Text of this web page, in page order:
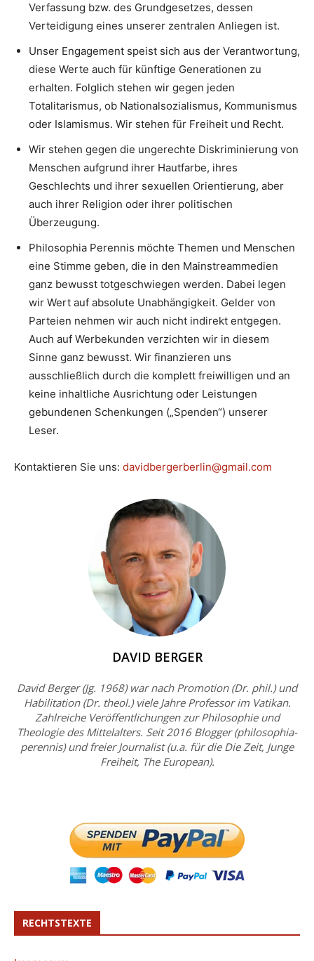
Verfassung bzw. des Grundgesetzes, dessen
Verteidigung eines unserer zentralen Anliegen ist.
Unser Engagement speist sich aus der Verantwortung,
diese Werte auch für künftige Generationen zu
erhalten. Folglich stehen wir gegen jeden
Totalitarismus, ob Nationalsozialismus, Kommunismus
oder Islamismus. Wir stehen für Freiheit und Recht.
Wir stehen gegen die ungerechte Diskriminierung von
Menschen aufgrund ihrer Hautfarbe, ihres
Geschlechts und ihrer sexuellen Orientierung, aber
auch ihrer Religion oder ihrer politischen
Überzeugung.
Philosophia Perennis möchte Themen und Menschen
eine Stimme geben, die in den Mainstreammedien
ganz bewusst totgeschwiegen werden. Dabei legen
wir Wert auf absolute Unabhängigkeit. Gelder von
Parteien nehmen wir auch nicht indirekt entgegen.
Auch auf Werbekunden verzichten wir in diesem
Sinne ganz bewusst. Wir finanzieren uns
ausschließlich durch die komplett freiwilligen und an
keine inhaltliche Ausrichtung oder Leistungen
gebundenen Schenkungen („Spenden“) unserer
Leser.
Kontaktieren Sie uns: davidbergerberlin@gmail.com
DAVID BERGER
David Berger (Jg. 1968) war nach Promotion (Dr. phil.) und
Habilitation (Dr. theol.) viele Jahre Professor im Vatikan.
Zahlreiche Veröffentlichungen zur Philosophie und
Theologie des Mittelalters. Seit 2016 Blogger (philosophia-
perennis) und freier Journalist (u.a. für die Die Zeit, Junge
Freiheit, The European).
RECHTSTEXTE